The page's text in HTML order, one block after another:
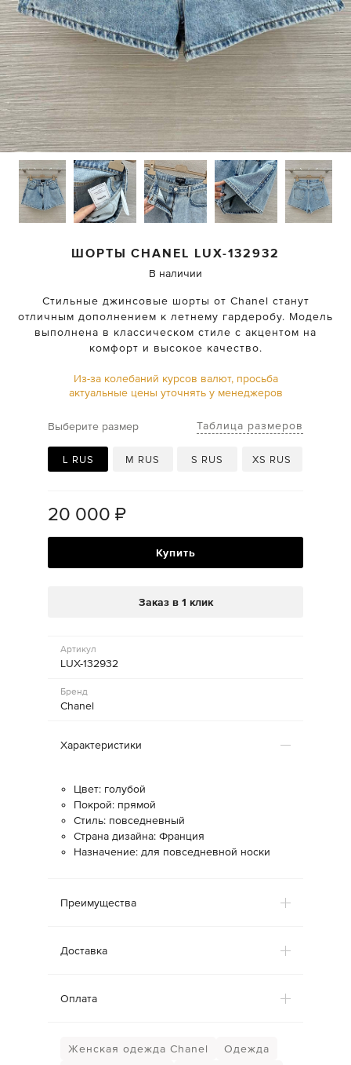
ШОРТЫCHANEL LUX-132932
В наличии
Стильные джинсовые шорты от Chanel станут
отличным дополнением к летнему гардеробу. Модель
выполнена в классическом стиле с акцентом на
комфорт и высокое качество.
Из-за колебаний курсов валют, просьба
актуальные цены уточнять у менеджеров
Выберите размер Таблица размеров
L RUS M RUS S RUS XS RUS
20 000 ₽
Купить
Заказ в 1 клик
Артикул
LUX-132932
Бренд
Chanel
Характеристики
Цвет: голубой
Покрой: прямой
Стиль: повседневный
Страна дизайна: Франция
Назначение: для повседневной носки
Преимущества
Доставка
Оплата
Женская одежда Chanel
Одежда